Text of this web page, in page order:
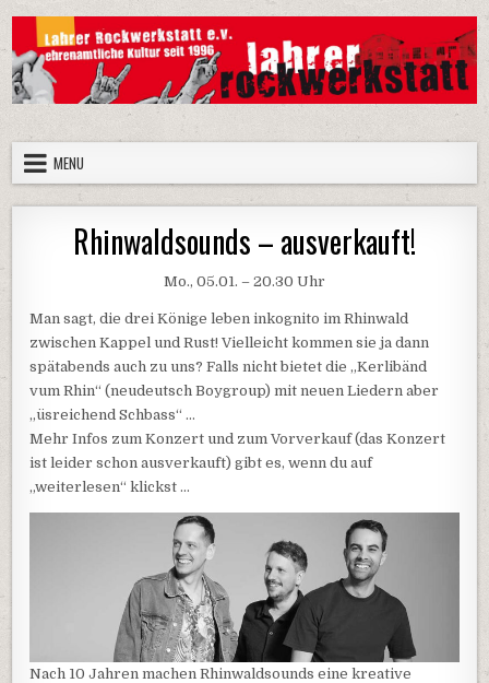
content
Lahrer Rockwerkstatt e.V.
Die Homepage der Lahrer Rockwerkstatt e.V.
MENU
Rhinwaldsounds – ausverkauft!
Mo., 05.01. – 20.30 Uhr
Man sagt, die drei Könige leben inkognito im Rhinwald
zwischen Kappel und Rust! Vielleicht kommen sie ja dann
spätabends auch zu uns? Falls nicht bietet die „Kerlibänd
vum Rhin“ (neudeutsch Boygroup) mit neuen Liedern aber
„üsreichend Schbass“ …
Mehr Infos zum Konzert und zum Vorverkauf (das Konzert
ist leider schon ausverkauft) gibt es, wenn du auf
„weiterlesen“ klickst …
Nach 10 Jahren machen Rhinwaldsounds eine kreative